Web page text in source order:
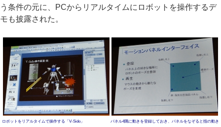
う条件の元に、PCからリアルタイムにロボットを操作するデ
モも披露された。
ロボットをリアルタイムで操作する「V-Sido」
パネル4隅に動きを登録しておき、パネルをなぞると指の動き